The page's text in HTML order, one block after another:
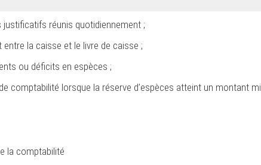
réunis quotidiennement ;
la caisse et le livre de caisse ;
ou déficits en espèces ;
comptabilité lorsque la réserve d’espèces atteint un montant
la comptabilité